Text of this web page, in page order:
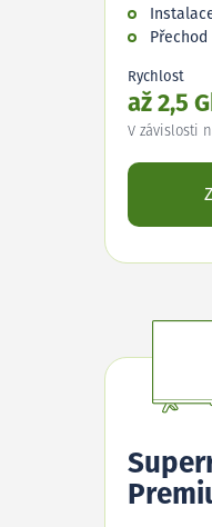
Rychlost
až 2,5
V závislosti